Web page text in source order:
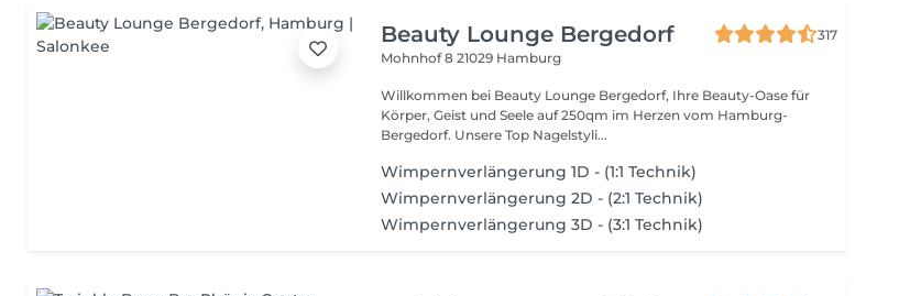
Beauty Lounge Bergedorf
317
Mohnhof 821029 Hamburg
Willkommen bei Beauty Lounge Bergedorf, Ihre Beauty-Oase für
Körper, Geist und Seele auf 250qm im Herzen vom Hamburg-
Bergedorf. Unsere Top Nagelstyli...
Wimpernverlängerung 1D - (1:1 Technik)
Wimpernverlängerung 2D - (2:1 Technik)
Wimpernverlängerung 3D - (3:1 Technik)